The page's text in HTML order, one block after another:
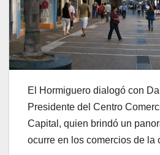
El Hormiguero dialogó con
Presidente del Centro
Capital, quien brindó un
ocurre en los comercios de la